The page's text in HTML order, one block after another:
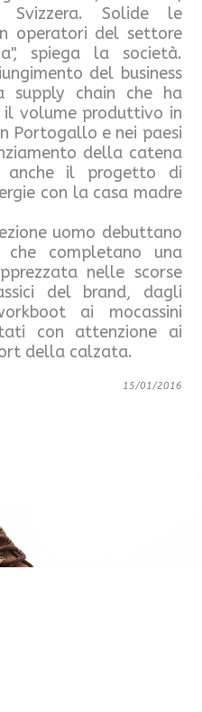
Svizzera. Solide le
operatori del settore
spiega la società.
del business
supply chain che ha
il volume produttivo in
Portogallo e nei paesi
della catena
anche il progetto di
con la casa madre
uomo debuttano
completano una
nelle scorse
del brand, dagli
ai mocassini
con attenzione ai
della calzata.
15/01/2016